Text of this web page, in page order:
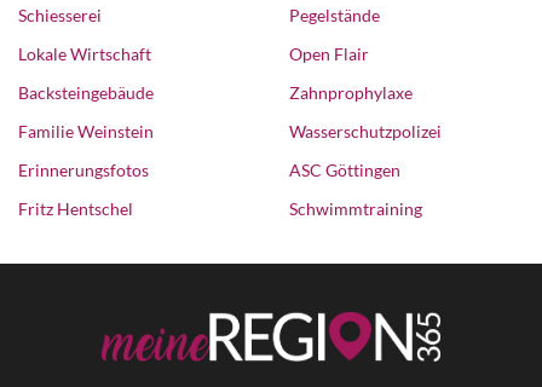
Schiesserei
Lokale Wirtschaft
Backsteingebäude
Familie Weinstein
Erinnerungsfotos
Fritz Hentschel
Pegelstände
Open Flair
Zahnprophylaxe
Wasserschutzpolizei
ASC Göttingen
Schwimmtraining